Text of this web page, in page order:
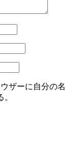
ザーに自分の名